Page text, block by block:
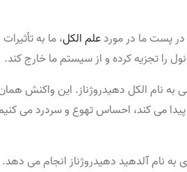
در پست ما در موردعلم الکل، ما به
را تجزیه کرده و از سیستم ما خارج کند.
به نام الکل دهیدروژناز. این واکنش
می کند، احساس تهوع و سردرد می
به نام آلدهید دهیدروژناز انجام